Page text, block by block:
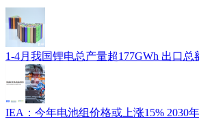
1-4月我国锂电总产量超177GWh 出口总
IEA：今年电池组价格或上涨15% 2030